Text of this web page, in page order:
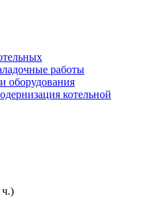
работы
оборудования
котельной